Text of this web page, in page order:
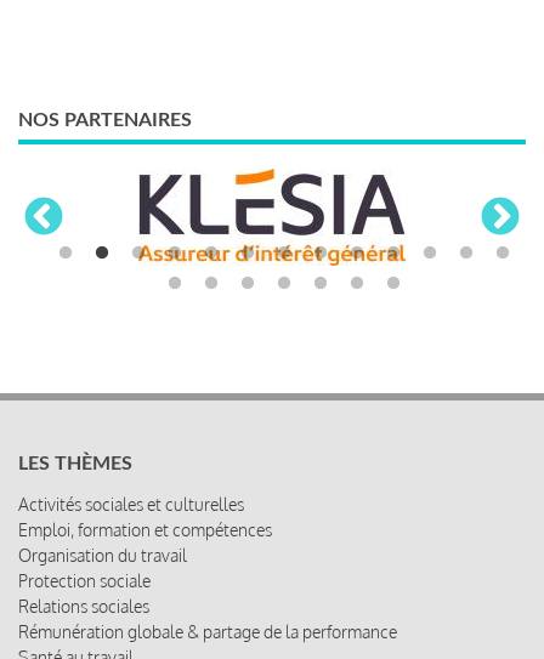
NOS PARTENAIRES
LES THÈMES
Activités sociales et culturelles
Emploi, formation et compétences
Organisation du travail
Protection sociale
Relations sociales
Rémunération globale & partage de la performance